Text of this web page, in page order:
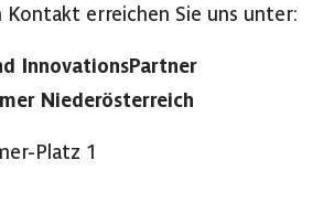
Kontakt erreichen Sie uns unter:
InnovationsPartner
Niederösterreich
Platz 1